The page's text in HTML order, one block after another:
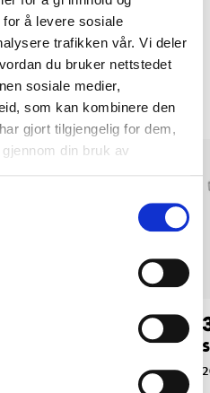
å levere sosiale
trafikken vår. Vi deler
du bruker nettstedet
sosiale medier,
som kan kombinere den
gjort tilgjengelig for dem,
din bruk av
også kjøpt
Insektnett, 200 mm